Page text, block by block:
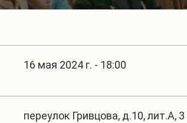
16 мая 2024 г. - 18:00
переулок Гривцова, д.10, лит.А,